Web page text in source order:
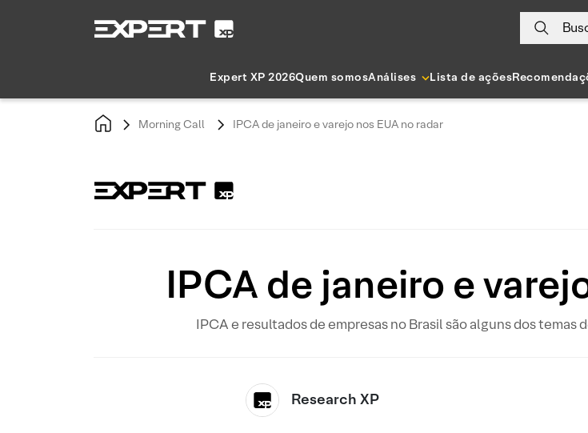
Expert XP 2026Quem somosAnálises Lista de ações
Morning Call IPCA de janeiro e varejo nos EUA no radar
IPCA de janeiro e
IPCA e resultados de empresas no Brasil são alguns dos
Research XP